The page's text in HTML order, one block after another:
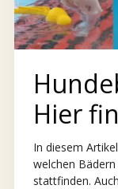
Hier
In diesem
welchen
stattfinden.